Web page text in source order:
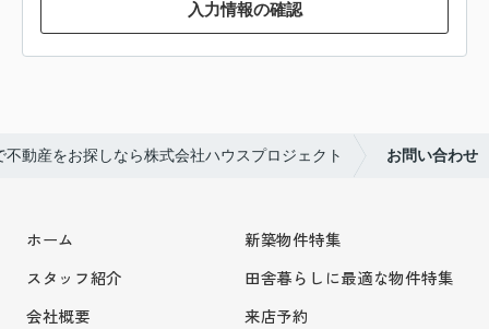
入力情報の確認
不動産をお探しなら株式会社ハウスプロジェクト お問い合わせ
ホーム
スタッフ紹介
会社概要
新築物件特集
田舎暮らしに最適な物件特集
来店予約